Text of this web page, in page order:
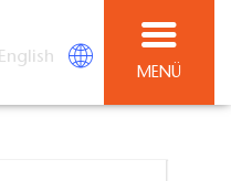
English
MENÜ